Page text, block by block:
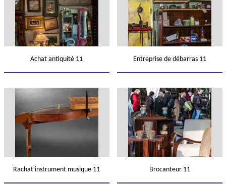
Achat antiquité 11 Entreprise de débarras 11
Rachat instrument musique 11 Brocanteur 11